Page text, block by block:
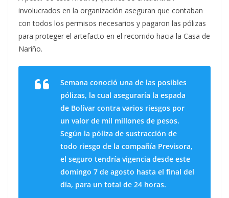
involucrados en la organización aseguran que contaban
con todos los permisos necesarios y pagaron las pólizas
para proteger el artefacto en el recorrido hacia la Casa de
Nariño.
Semana conoció una de las posibles
pólizas, la cual aseguraría la espada
de Bolívar contra varios riesgos por
un valor de mil millones de pesos.
Según la póliza de sustracción de
todo riesgo de la compañía Previsora,
el seguro tendría vigencia desde este
domingo 7 de agosto hasta el final del
día, para un total de 24 horas.